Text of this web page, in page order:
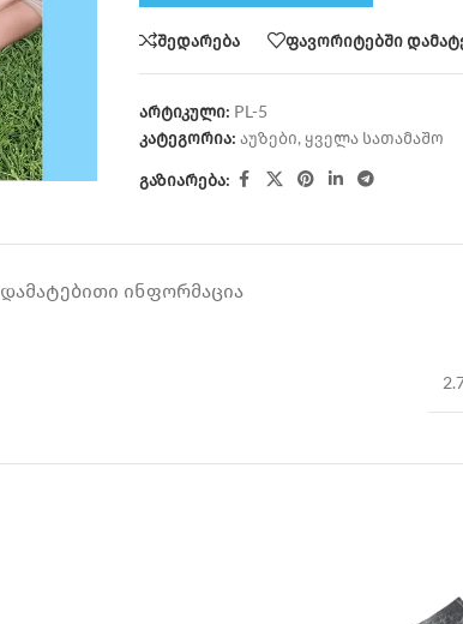
შედარება ფავორიტებში
არტიკული: PL-5
კატეგორია: აუზები, ყველა სათამაშო
გაზიარება:
ᲓᲐᲛᲐᲢᲔᲑᲘᲗᲘ ᲘᲜᲤᲝᲠᲛᲐᲪᲘᲐ